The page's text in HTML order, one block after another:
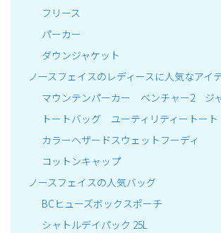
フリース
パーカー
ダウンジャケット
ノースフェイスのレディースに人気なアイ
マウンテンパーカー ベンチャー2 ジ
トートバッグ ユーティリティートート
カラーヘザードスウェットフーディ
コットンキャップ
ノースフェイスの人気バッグ
BCヒューズボックスポーチ
シャトルデイパック 25L